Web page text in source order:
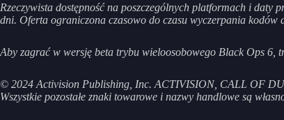
Rzeczywista dostępność na poszczególnych platformach i
dni. Oferta ograniczona czasowo do czasu wyczerpania
Aby zagrać w wersję beta trybu wieloosobowego Black Ops 6,
© 2024 Activision Publishing, Inc. ACTIVISION, CALL OF
Wszystkie pozostałe znaki towarowe i nazwy handlowe są